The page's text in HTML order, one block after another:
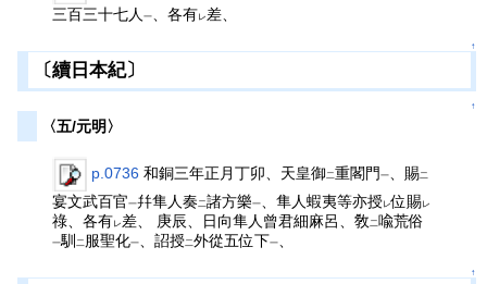
三百三十七人一、各有レ 差、
↑
〔續日本紀〕
↑
〈五/元明〉
p.0736 和銅三年正月丁卯、天皇御二重閣門一 、賜二
宴文武百官一幷隼人奏二諸方樂一、隼人蝦夷等亦授レ位賜レ
祿、各有レ 差、 庚辰、日向隼人曾君細麻呂、敎二喩荒俗
一馴二服聖化一、詔授二外從五位下一、
↑